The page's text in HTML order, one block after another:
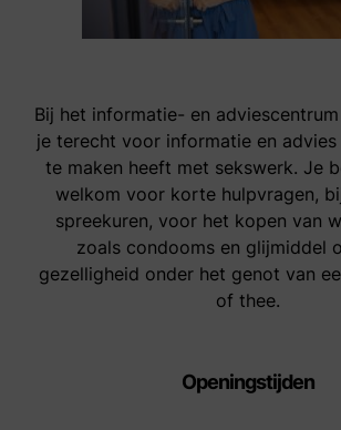
Bij het informatie- en
je terecht voor informatie en
te maken heeft met sekswerk. Je
welkom voor korte hulpvragen,
spreekuren, voor het kopen van
zoals condooms en glijmiddel
gezelligheid onder het genot van
of thee.
Openingstijden